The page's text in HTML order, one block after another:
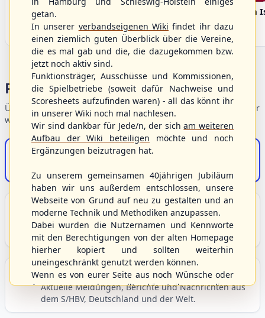
Bargenstedt
Beavers
Fehmarn
Portalbereiche
Übersicht der Verbandsbereiche – wählen Sie einen Einstieg für
weiterführende Informationen.
S/HBV-Shop
Unser Sport
Grundlagen und Hintergründe zu Baseball, Softball
und Baseball5.
Berichte und Neuigkeiten
Aktuelle Meldungen, Berichte und Nachrichten aus
dem S/HBV, Deutschland und der Welt.
getan.
In unserer verbandseigenen Wiki findet ihr dazu
einen ziemlich guten Überblick über die Vereine,
die es mal gab und die, die dazugekommen bzw.
jetzt noch aktiv sind.
Funktionsträger, Ausschüsse und Kommissionen,
die Spielbetriebe (soweit dafür Nachweise und
Scoresheets aufzufinden waren) - all das könnt ihr
in unserer Wiki noch mal nachlesen.
Wir sind dankbar für Jede/n, der sicham weiteren
Aufbau der Wiki beteiligen möchte und noch
Ergänzungen beizutragen hat.
Zu unserem gemeinsamen 40jährigen Jubiläum
haben wir uns außerdem entschlossen, unsere
Webseite von Grund auf neu zu gestalten und an
moderne Technik und Methodiken anzupassen.
Dabei wurden die Nutzernamen und Kennworte
mit den Berechtigungen von der alten Homepage
hierher kopiert und sollten weiterhin
uneingeschränkt genutzt werden können.
Wenn es von eurer Seite aus noch Wünsche oder
Anregungen geben sollte, könnt ihr uns diese
gerne an die Verbandsadresseinfo@shbvnet.de
schicken.